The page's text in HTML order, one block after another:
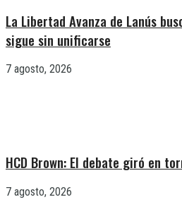
La Libertad Avanza de Lanús
sigue sin unificarse
7 agosto, 2026
HCD Brown: El debate giró en
7 agosto, 2026